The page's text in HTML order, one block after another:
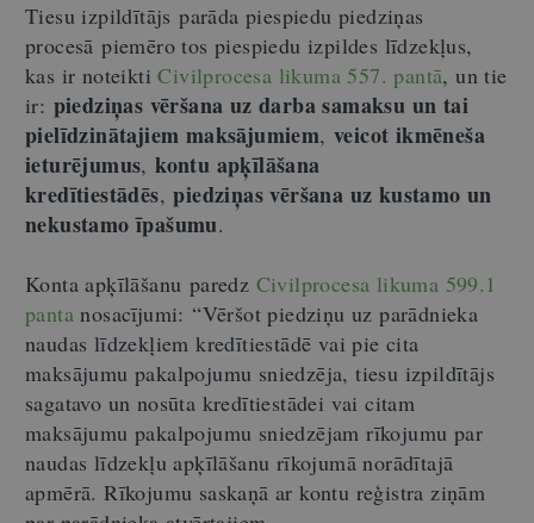
Tiesu izpildītājs parāda piespiedu piedziņas
procesā piemēro tos piespiedu izpildes līdzekļus,
kas ir noteiktiCivilprocesa likuma 557. pantā, un tie
ir: piedziņas vēršana uz darba samaksu un tai
pielīdzinātajiem maksājumiem, veicot ikmēneša
ieturējumus, kontu apķīlāšana
kredītiestādēs,piedziņas vēršana uz kustamo un
nekustamo īpašumu.
Konta apķīlāšanu paredz Civilprocesa likuma 599.1
pantanosacījumi: “Vēršot piedziņu uz parādnieka
naudas līdzekļiem kredītiestādē vai pie cita
maksājumu pakalpojumu sniedzēja, tiesu izpildītājs
sagatavo un nosūta kredītiestādei vai citam
maksājumu pakalpojumu sniedzējam rīkojumu par
naudas līdzekļu apķīlāšanu rīkojumā norādītajā
apmērā. Rīkojumu saskaņā ar kontu reģistra ziņām